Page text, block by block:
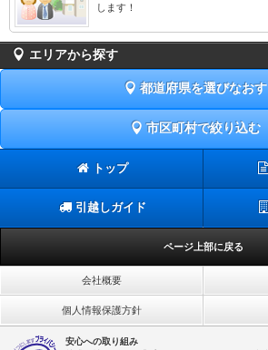
します！
エリアから探す
都道府県を選びなおす
市区町村で絞り込む
トップ
引越しガイド
ページ上部に戻る
会社概要
個人情報保護方針
安心への取り組み